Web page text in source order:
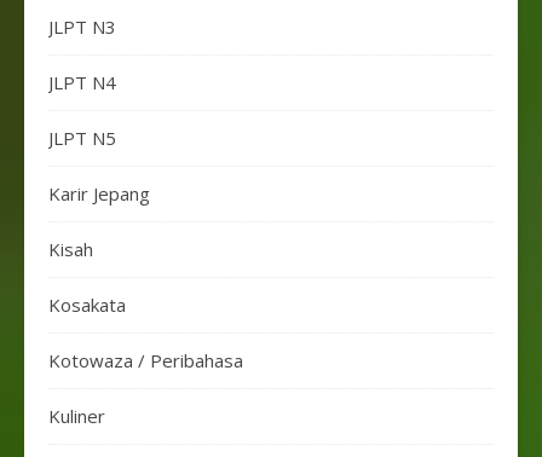
JLPT N3
JLPT N4
JLPT N5
Karir Jepang
Kisah
Kosakata
Kotowaza / Peribahasa
Kuliner